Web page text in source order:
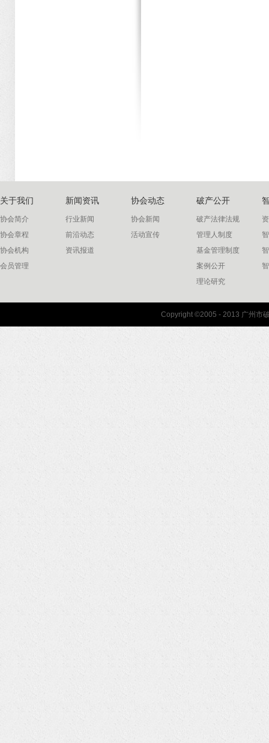
关于我们
协会简介
协会章程
协会机构
会员管理
新闻资讯
行业新闻
前沿动态
资讯报道
协会动态
协会新闻
活动宣传
破产公开
破产法律法规
管理人制度
基金管理制度
案例公开
理论研究
联系我们
Copyright ©2005 - 2013 广州市